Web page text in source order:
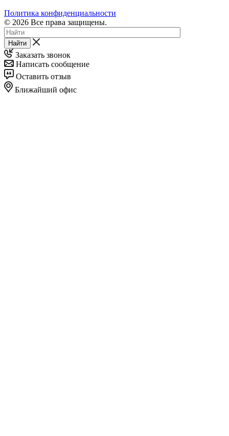
Политика конфиденциальности
© 2026 Все права защищены.
Найти
Заказать звонок
Написать сообщение
Оставить отзыв
Ближайший офис